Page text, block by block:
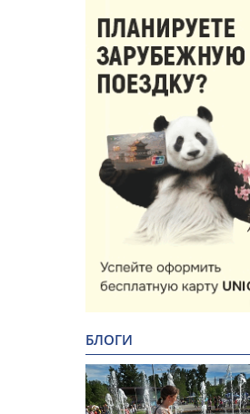
БЛОГИ